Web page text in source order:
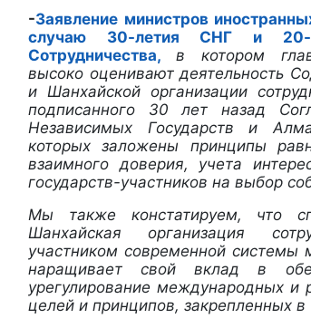
-Заявление министров
случаю 30-летия СНГ и 20-
Сотрудничества,
в котором
высоко оценивают деятельность
и Шанхайской организации
подписанного 30 лет назад
Независимых Государств и
которых заложены принципы
взаимного доверия, учета
государств-участников на выбор
Мы также констатируем, что
Шанхайская организация
участником современной
наращивает свой вклад в
урегулирование международных и
целей и принципов, закрепленных